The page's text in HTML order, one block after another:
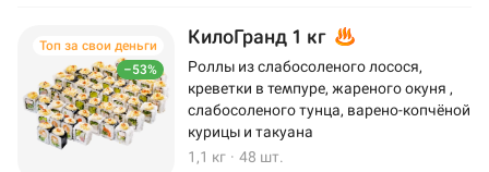
–53%
Топ за свои деньги КилоГранд 1 кг
Роллы из слабосоленого лосося,
креветки в темпуре, жареного окуня ,
слабосоленого тунца, варено-копчёной
курицы и такуана
1,1 кг · 48 шт.